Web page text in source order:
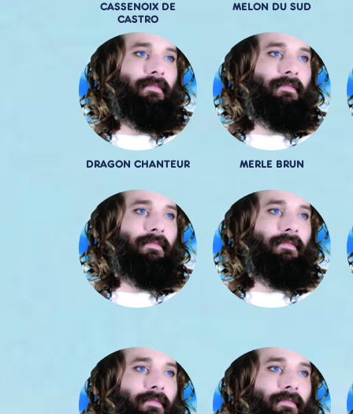
CASSENOIX DE
CASTRO
MELON DU SUD
DRAGON CHANTEUR MERLE BRUN